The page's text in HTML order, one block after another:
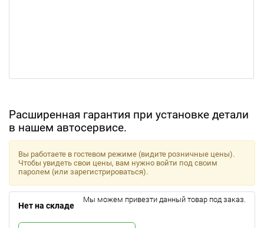
Расширенная гарантия при установке детали
в нашем автосервисе.
Вы работаете в гостевом режиме (видите розничные цены).
Чтобы увидеть свои цены, вам нужно войти под своим
паролем (или зарегистрироваться).
Нет на складе
Мы можем привезти данный товар под заказ.